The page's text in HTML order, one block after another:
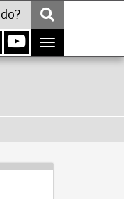
Toggle
navigation